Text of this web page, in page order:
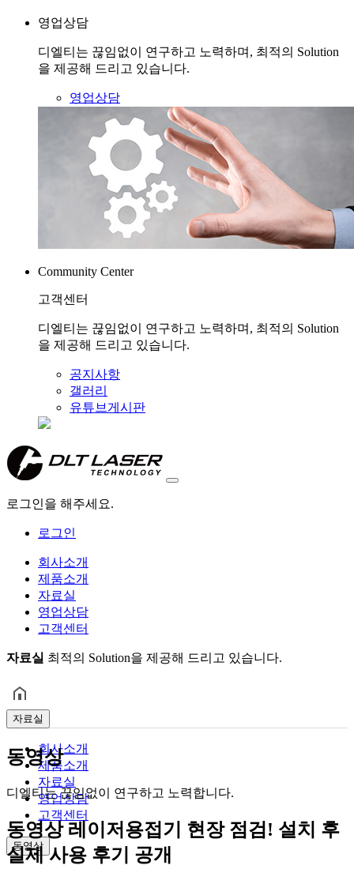
영업상담
디엘티는 끊임없이 연구하고 노력하며, 최적의 Solution
을 제공해 드리고 있습니다.
영업상담
Community Center
고객센터
디엘티는 끊임없이 연구하고 노력하며, 최적의 Solution
을 제공해 드리고 있습니다.
공지사항
갤러리
유튜브게시판
로그인을 해주세요.
로그인
회사소개
제품소개
자료실
영업상담
고객센터
자료실 최적의 Solution을 제공해 드리고 있습니다.
자료실
회사소개
제품소개
자료실
영업상담
고객센터
동영상
동영상
디엘티는 끊임없이 연구하고 노력합니다.
동영상 레이저용접기 현장 점검! 설치 후
실제 사용 후기 공개